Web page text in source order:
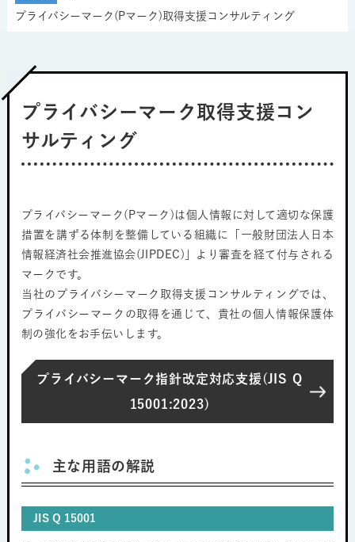
プライバシーマーク(Pマーク)取得支援コンサルティング
プライバシーマーク取得支援コン
サルティング
プライバシーマーク(Pマーク)は個人情報に対して適切な保護
措置を講ずる体制を整備している組織に「一般財団法人日本
情報経済社会推進協会(JIPDEC)」より審査を経て付与される
マークです。
当社のプライバシーマーク取得支援コンサルティングでは、
プライバシーマークの取得を通じて、貴社の個人情報保護体
制の強化をお手伝いします。
プライバシーマーク指針改定対応支援(JIS Q
15001:2023)
主な用語の解説
JIS Q 15001